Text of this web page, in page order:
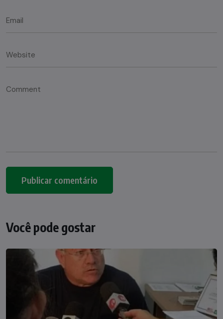
Você pode gostar